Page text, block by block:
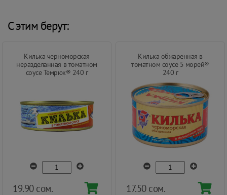
С этим берут:
Килька черноморская
неразделанная в томатном
соусе Темрюк® 240 г
19.90 сом.
Килька обжаренная в
томатном соусе 5 морей®
240 г
17.50 сом.